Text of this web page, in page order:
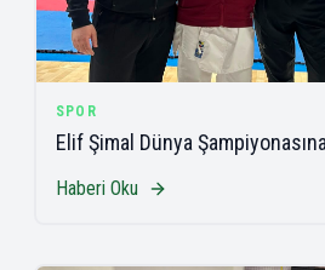
SPOR
Elif Şimal Dünya
Haberi Oku